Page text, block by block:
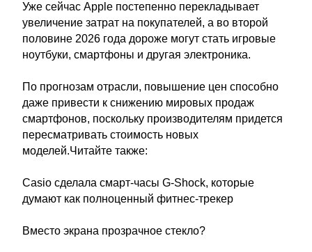
Уже сейчас Apple постепенно перекладывает
увеличение затрат на покупателей, а во второй
половине 2026 года дороже могут стать игровые
ноутбуки, смартфоны и другая электроника.
По прогнозам отрасли, повышение цен способно
даже привести к снижению мировых продаж
смартфонов, поскольку производителям придется
пересматривать стоимость новых
моделей.Читайте также:
Casio сделала смарт-часы G-Shock, которые
думают как полноценный фитнес-трекер
Вместо экрана прозрачное стекло?